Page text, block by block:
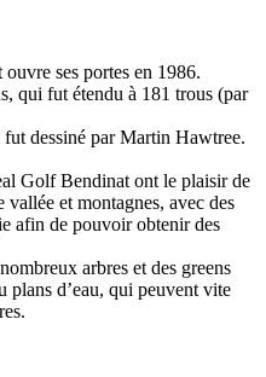
ses portes en 1986.
qui fut étendu à 181 trous (par
dessiné par Martin Hawtree.
Golf Bendinat ont le plaisir de
et montagnes, avec des
afin de pouvoir obtenir des
arbres et des greens
plans d’eau, qui peuvent vite